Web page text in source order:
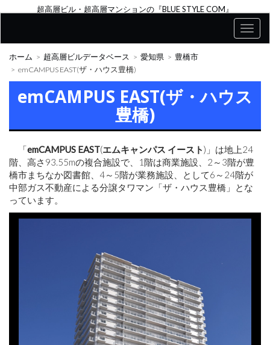
超高層ビル・超高層マンションの『BLUE STYLE COM』
ホーム 超高層ビルデータベース 愛知県
豊橋市
emCAMPUS EAST(ザ・ハウス豊橋)
emCAMPUS EAST(ザ・ハウス
豊橋)
「emCAMPUS EAST(エムキャンパス イースト)」は地上24
階、高さ93.55mの複合施設で、1階は商業施設、2～3階が豊
橋市まちなか図書館、4～5階が業務施設、として6～24階が
中部ガス不動産による分譲タワマン「ザ・ハウス豊橋」とな
っています。